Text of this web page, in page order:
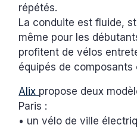
répétés.
La conduite est fluide,
même pour les
profitent de vélos
équipés de composants
Alix propose deux
Paris :
• un vélo de ville